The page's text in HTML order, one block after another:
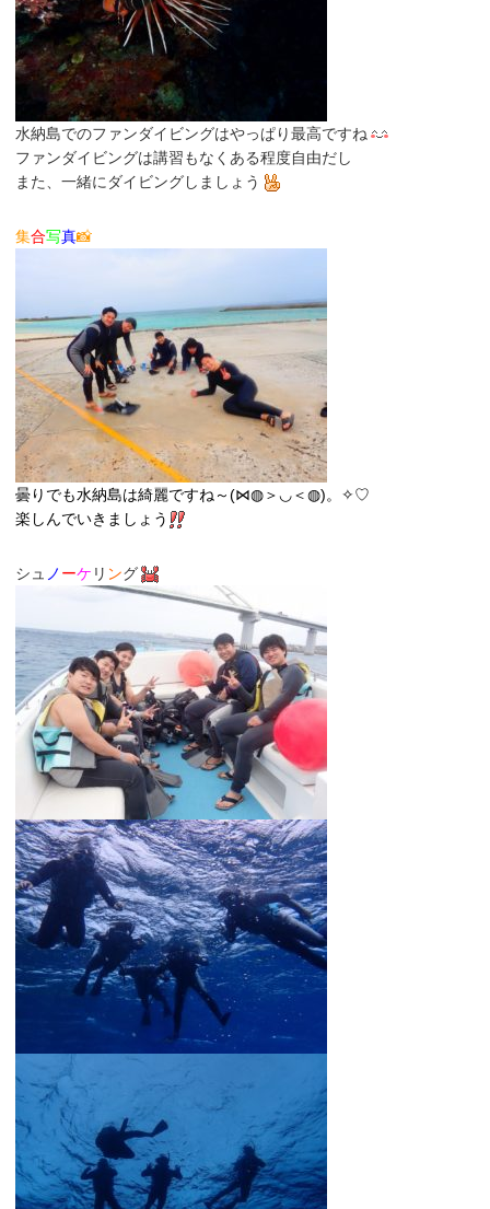
水納島でのファンダイビングはやっぱり最高ですね
ファンダイビングは講習もなくある程度自由だし
また、一緒にダイビングしましょう
集合写真📸
曇りでも水納島は綺麗ですね～(⋈◍＞◡＜◍)。✧♡
楽しんでいきましょう
シュ ノ ーケ リ ング